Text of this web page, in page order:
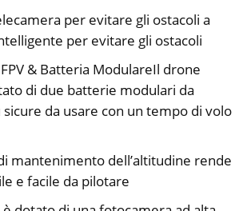
per evitare gli ostacoli a
per evitare gli ostacoli
& Batteria ModulareIl drone
di due batterie modulari da
da usare con un tempo di volo
mantenimento dell’altitudine rende
e facile da pilotare